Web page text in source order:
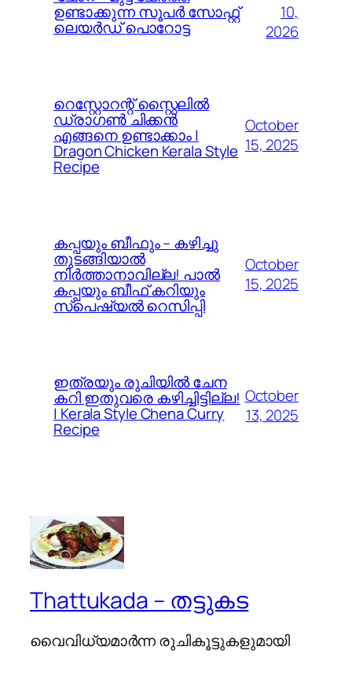
ഉണ്ടാക്കുന്ന സൂപർ സോഫ്റ്റ്
ലെയർഡ് പൊറോട്ട
10,
2026
റെസ്റ്റോറന്റ് സ്റ്റൈലിൽ
ഡ്രാഗൺ ചിക്കൻ
എങ്ങനെ ഉണ്ടാക്കാം |
Dragon Chicken Kerala Style
Recipe
October
15, 2025
കപ്പയും ബീഫും – കഴിച്ചു
തുടങ്ങിയാൽ
നിർത്താനാവില്ല! പാൽ
കപ്പയും ബീഫ് കറിയും
സ്പെഷ്യൽ റെസിപ്പി
October
15, 2025
ഇത്രയും രുചിയിൽ ചേന
കറി ഇതുവരെ കഴിച്ചിട്ടില്ല!
| Kerala Style Chena Curry
Recipe
October
13, 2025
Thattukada – തട്ടുകട
വൈവിധ്യമാര്‍ന്ന രുചികൂട്ടുകളുമായി